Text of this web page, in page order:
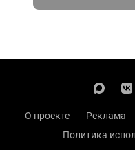
О проекте Реклама
Политика